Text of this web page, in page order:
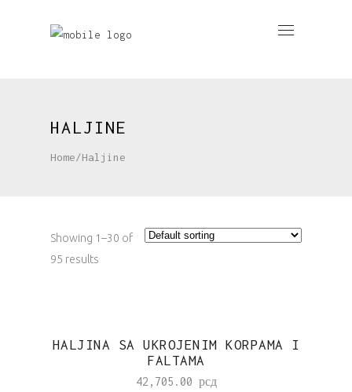
HALJINE
Home/Haljine
Showing 1–30 of
95 results
HALJINA SA UKROJENIM KORPAMA I
FALTAMA
42,705.00 рсд